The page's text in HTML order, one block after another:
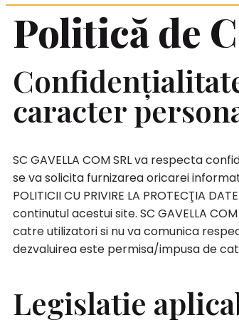
Politică de
caracter
SC GAVELLA COM SRL va respecta
se va solicita furnizarea oricarei
POLITICII CU PRIVIRE LA PROTECŢIA
continutul acestui site. SC GAVELLA
catre utilizatori si nu va comunica
dezvaluirea este permisa/impusa de
Legislatie